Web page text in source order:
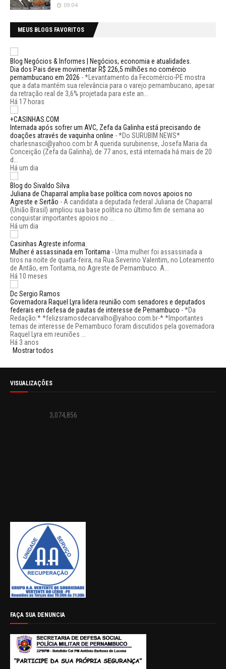
09:04
MEUS BLOGS FAVORITOS
Blog Negócios & Informes | Negócios, economia e atualidades.
Dia dos Pais deve movimentar R$ 226,5 milhões no comércio
pernambucano em 2026 -*Levantamento da Fecomércio-PE mostra
que a data mantém sua relevância para o varejo pernambucano, apesar
da retração real de 3,6% projetada para este an...
Há 17 horas
+CASINHAS.COM
Internada após sofrer um AVC, Zefa da Galinha está precisando de
doações através de vaquinha online -*Do SURUBIM NEWS*
charlesnasci@yahoo.com.br A querida surubinense, Josefa Maria da
Conceição (Zefa da Galinha), de 77 anos, está internada há mais de 20
d...
Há um dia
Blog do Sivaldo Silva
Juliana de Chaparral amplia base política com novos apoios no
Agreste e Sertão - A candidata a deputada federal Juliana de Chaparral
(União Brasil) ampliou sua base política no último fim de semana ao
conquistar importantes apoios no ...
Há um dia
Casinhas Agreste informa.
Mulher é assassinada em Toritama -Uma mulher foi assassinada a
tiros na noite de quarta-feira, na Rua Severino Valentim, no Loteamento
de Antão, em Toritama, no Agreste de Pernambuco. A...
Há 10 meses
Dc Sergio Ramos
Governadora Raquel Lyra lidera reunião com senadores e deputados
federais em defesa de pautas de interesse de Pernambuco -*Da
Redação:* *felizsramosdecarvalho@yahoo.com.br-* *Importantes
temas de interesse de Pernambuco foram discutidos pela governadora
Raquel Lyra em reuniões ...
Há 3 anos
Mostrar todos
VISUALIZAÇÕES
3,074,856
FAÇA SUA DENUNCIA